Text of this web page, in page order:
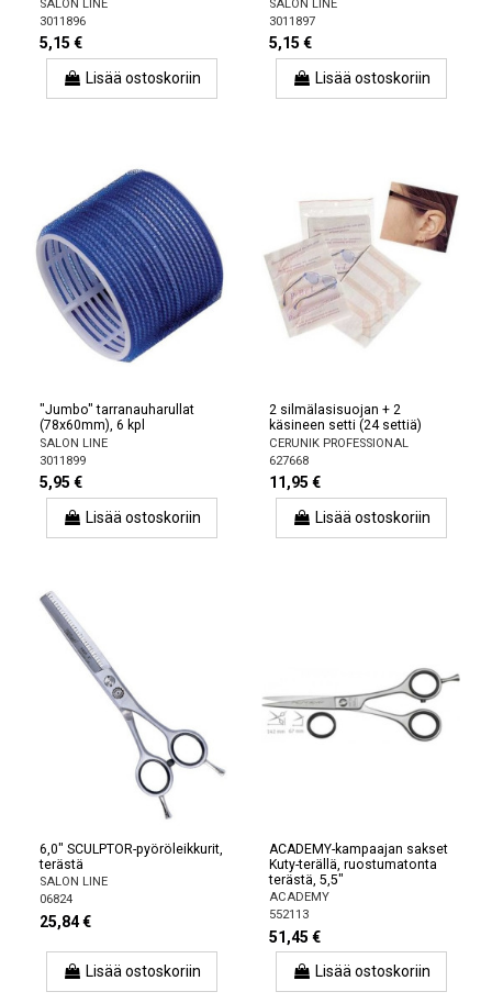
SALON LINE
3011896
5,15 €
Lisää ostoskoriin
SALON LINE
3011897
5,15 €
Lisää ostoskoriin
"Jumbo" tarranauharullat
(78x60mm), 6 kpl
SALON LINE
3011899
5,95 €
Lisää ostoskoriin
2 silmälasisuojan + 2
käsineen setti (24 settiä)
CERUNIK PROFESSIONAL
627668
11,95 €
Lisää ostoskoriin
6,0" SCULPTOR-pyöröleikkurit,
terästä
SALON LINE
06824
25,84 €
Lisää ostoskoriin
ACADEMY-kampaajan sakset
Kuty-terällä, ruostumatonta
terästä, 5,5"
ACADEMY
552113
51,45 €
Lisää ostoskoriin